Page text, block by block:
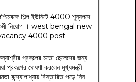
শিল্প ইউনিটে 4000 শূন্যপদে
নিয়োগ । west bengal new
4000 post
প্রকল্পের মতো ছেলেদের জন্য
প্রকল্পের ঘোষণা করলেন মুখ্যমন্ত্রী
বন্দ্যোপাধ্যায় বিস্তারিত পড়ে নিন